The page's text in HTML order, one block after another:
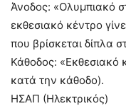
Άνοδος: «Ολυμπιακό
εκθεσιακό κέντρο
που βρίσκεται δίπλα
Κάθοδος: «Εκθεσιακό
κατά την κάθοδο).
ΗΣΑΠ (Ηλεκτρικός)